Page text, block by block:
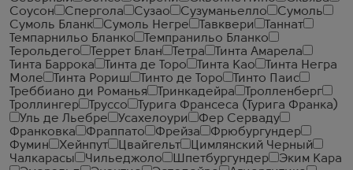
Соусон
Спергола Сузао Сузуманьелло
Сумоль
Сумоль Бланк
Сумоль Негре Тавквери
Таннат
Темпарнильо Бланко
Темпранильо Бланко
Терольдего
Террет Блан Тетра
Тинта Амарела
Тинта Баррока
Тинта де Торо Тинта Као
Тинта Негра
Моле
Тинта Рориш Тинто де Торо
Тинто Паис
Треббиано ди Романья
Тринкадейра
Тролленберг
Троллингер
Труссо
Турига Франсеса (Турига Франка)
Уль де Льебре
Усахелоури
Фер Серваду
Франковка
Фраппато Фрейза
Фрюбургундер
Фумин
Хейнпут Цвайгельт
Цимлянский Черный
Чалкарасы
Чильеджоло Шпетбургундер
Эким Кара